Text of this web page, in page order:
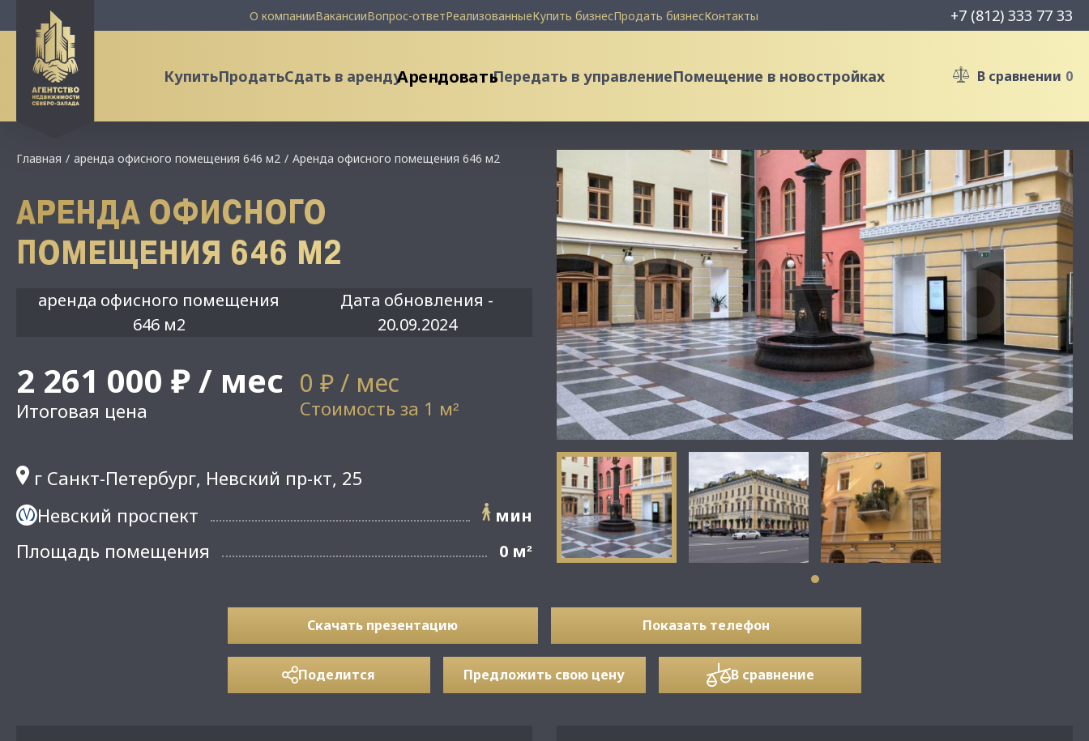
О компанииВакансииВопрос-ответРеализованныеКупить бизнесПродать бизнесКонтакты +7 (812) 333 77 33
КупитьПродатьСдать в арендуАрендоватьПередать в управлениеПомещение в новостройках В сравнении 0
Главная аренда офисного помещения 646 м2 Аренда офисного помещения 646 м2
АРЕНДА ОФИСНОГО
ПОМЕЩЕНИЯ 646 М2
аренда офисного помещения
646 м2
Дата обновления -
20.09.2024
2 261 000 ₽ / мес
Итоговая цена
0 ₽ / мес
Стоимость за 1 м²
г Санкт-Петербург, Невский пр-кт, 25
Невский проспект
мин
Площадь помещения 0 м²
Скачать презентацию Показать телефон
Поделится Предложить свою цену В сравнение